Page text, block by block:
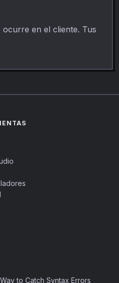
en el cliente. Tus
to Catch Syntax Errors